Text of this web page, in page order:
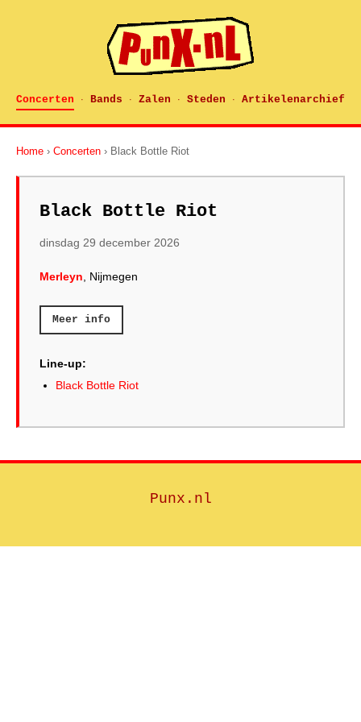
Concerten · Bands · Zalen · Steden · Artikelenarchief
Home › Concerten › Black Bottle Riot
Black Bottle Riot
dinsdag 29 december 2026
Merleyn , Nijmegen
Meer info
Line-up:
Black Bottle Riot
Punx.nl